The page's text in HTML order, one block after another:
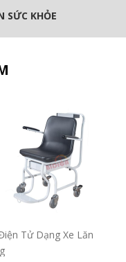
SỨC KHỎE
Tử Dạng Xe Lăn